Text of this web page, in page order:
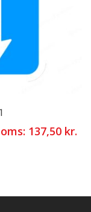
137,50 kr.